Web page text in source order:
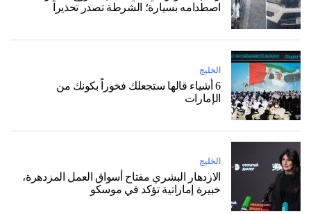
اصطدامه بسيارة؛ الشرطة تصدر تحذيراً
الخليج
6 أشياء قالها ستجعلك فخوراً بكونك من
الإمارات
الخليج
الازدهار البشري مفتاح أسواق العمل المزدهرة،
خبيرة إماراتية تؤكد في موسكو